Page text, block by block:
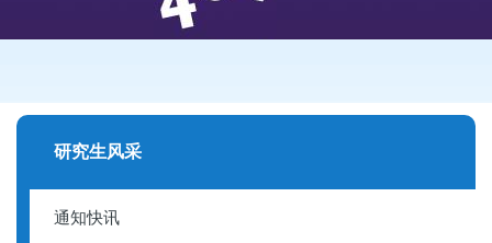
研究生风采
通知快讯